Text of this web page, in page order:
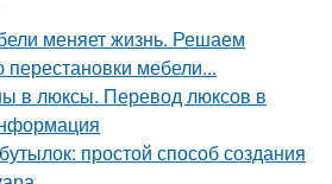
меняет жизнь. Решаем
мебели...
в люксы. Перевод люксов в
простой способ создания